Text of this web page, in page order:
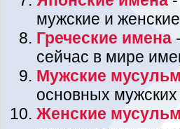
мужские и
Греческие имена
сейчас в мире
Мужские
основных
Женские